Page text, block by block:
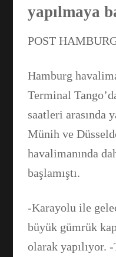
yapılmaya
POST
Hamburg
Terminal
saatleri arasında
Münih ve
havalimanında
başlamıştı.
-Karayolu ile
büyük gümrük
olarak yapılıyor.